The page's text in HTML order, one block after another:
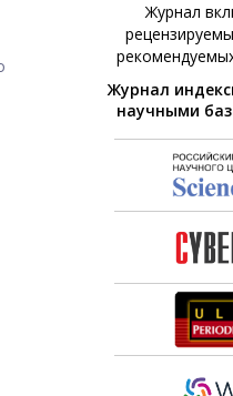
Журнал
Журнал
научными